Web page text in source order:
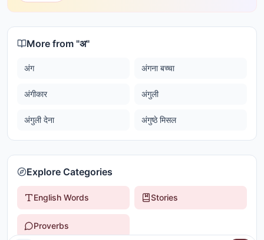
More from "अ"
अंग अंगना बच्चा
अंगीकार अंगुली
अंगुली देना अंगुष्ठे मिसल
Explore Categories
English Words Stories
Proverbs